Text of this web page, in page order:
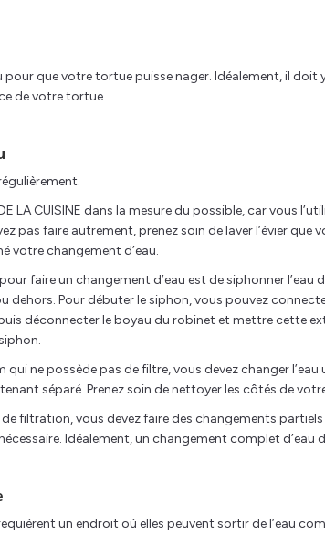
pour que votre tortue puisse nager. Idéalement, il doit
de votre tortue.
DE LA CUISINE dans la mesure du possible, car vous
pas faire autrement, prenez soin de laver l’évier que
votre changement d’eau.
faire un changement d’eau est de siphonner
dehors. Pour débuter le siphon, vous pouvez
déconnecter le boyau du robinet et mettre cette
qui ne possède pas de filtre, vous devez changer
séparé. Prenez soin de nettoyer les côtés de
filtration, vous devez faire des changements
Idéalement, un changement complet
un endroit où elles peuvent sortir de l’eau